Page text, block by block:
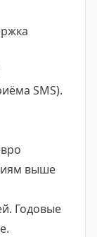
SMS).
выше
Годовые